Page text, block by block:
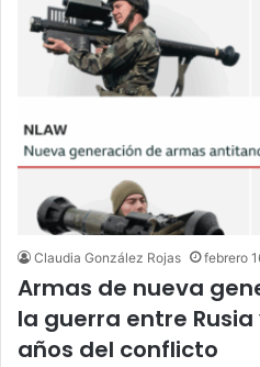
Claudia González Rojas febrero
Armas de nueva
la guerra entre
años del conflicto